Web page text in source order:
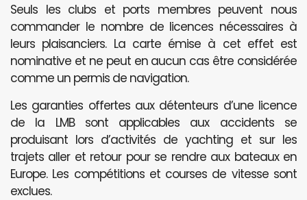
Seuls les clubs et ports membres peuvent nous
commander le nombre de licences nécessaires à
leurs plaisanciers. La carte émise à cet effet est
nominative et ne peut en aucun cas être considérée
comme un permis de navigation.
Les garanties offertes aux détenteurs d’une licence
de la LMB sont applicables aux accidents se
produisant lors d’activités de yachting et sur les
trajets aller et retour pour se rendre aux bateaux en
Europe. Les compétitions et courses de vitesse sont
exclues.